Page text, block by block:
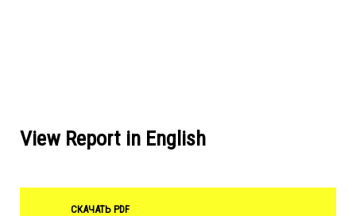
View Report in English
СКАЧАТЬ PDF